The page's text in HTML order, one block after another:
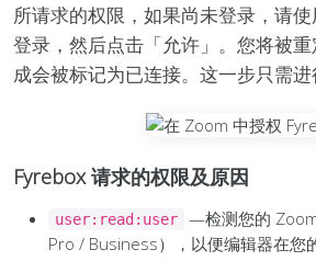
所请求的权限，如果尚未登录，请
登录，然后点击「允许」。您将被
成会被标记为已连接。这一步只需进
Fyrebox 请求的权限及原因
user:read:user
—检测您的
Pro / Business），以便编辑器在您